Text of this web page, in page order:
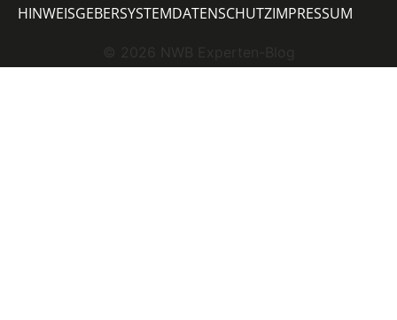
© 2026 NWB Experten-Blog
HINWEISGEBERSYSTEMDATENSCHUTZIMPRESSUM